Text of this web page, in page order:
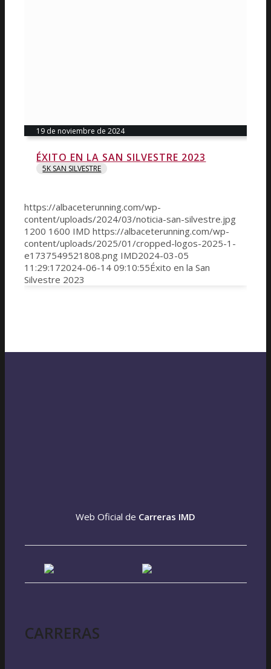
ÉXITO EN LA SAN SILVESTRE 2023
5K SAN SILVESTRE
19 de noviembre de 2024
https://albaceterunning.com/wp-
content/uploads/2024/03/noticia-san-silvestre.jpg
1200 1600 IMD https://albaceterunning.com/wp-
content/uploads/2025/01/cropped-logos-2025-1-
e1737549521808.png IMD2024-03-05
11:29:172024-06-14 09:10:55Éxito en la San
Silvestre 2023
Web Oficial de Carreras IMD
CARRERAS